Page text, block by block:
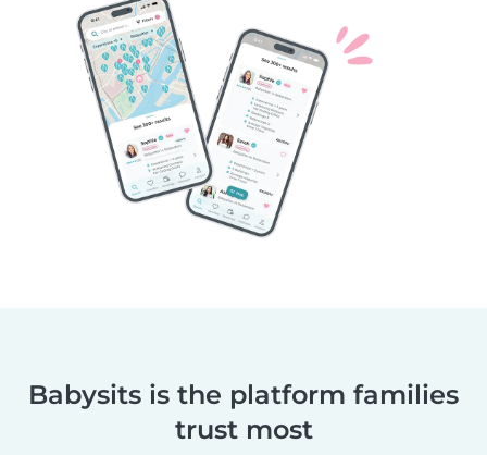
Babysits is the platform families
trust most